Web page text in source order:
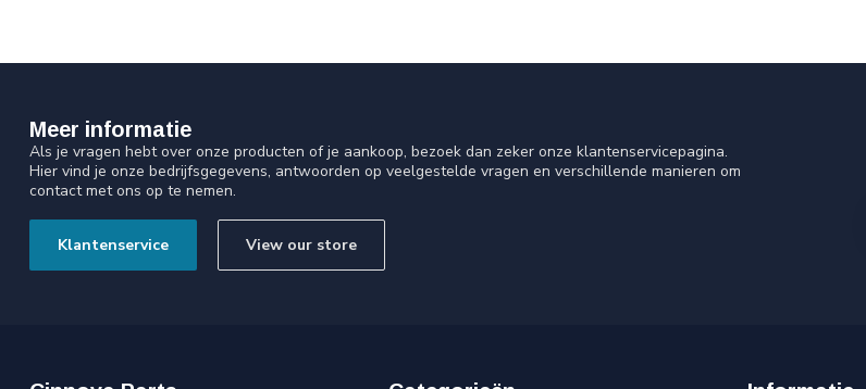
Meer informatie
Als je vragen hebt over onze producten of je aankoop, bezoek dan zeker onze klantenservicepagina.
Hier vind je onze bedrijfsgegevens, antwoorden op veelgestelde vragen en verschillende manieren om
contact met ons op te nemen.
Klantenservice View our store